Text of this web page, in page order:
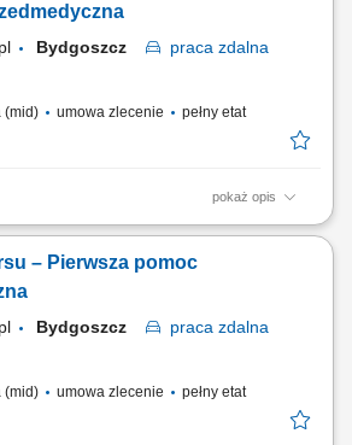
Bydgoszcz praca zdalna
(mid) umowa zlecenie pełny etat
pokaż opis
z zakresu - Pierwsza pomoc
– Pierwsza pomoc
Bydgoszcz praca zdalna
(mid) umowa zlecenie pełny etat